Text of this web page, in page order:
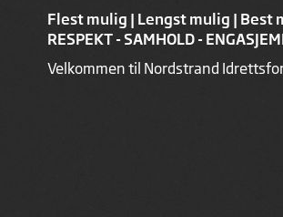
Flest mulig | Lengst mulig | Best
RESPEKT - SAMHOLD -
Velkommen til Nordstrand